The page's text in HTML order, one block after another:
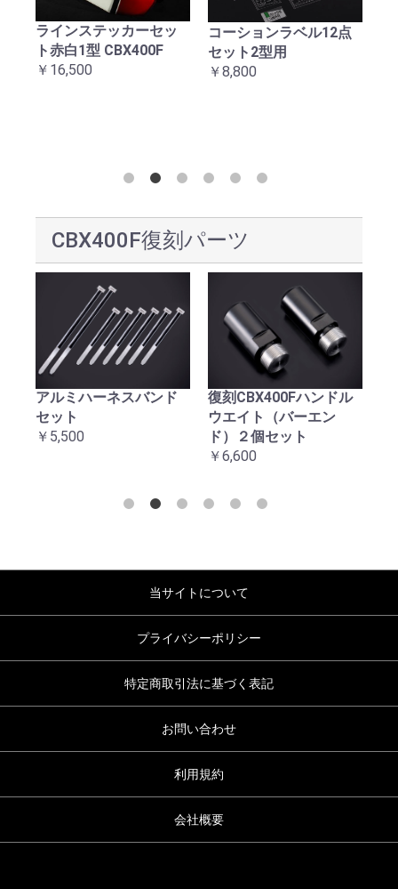
お買い物を続ける カートへ進む
ラインステッカーセッ
ト赤白1型 CBX400F
￥16,500
コーションラベル12点
セット2型用
￥8,800
CBX400F復刻パーツ
アルミハーネスバンド
セット
￥5,500
復刻CBX400Fハンドル
ウエイト（バーエン
ド）２個セット
￥6,600
当サイトについて
プライバシーポリシー
特定商取引法に基づく表記
お問い合わせ
利用規約
会社概要